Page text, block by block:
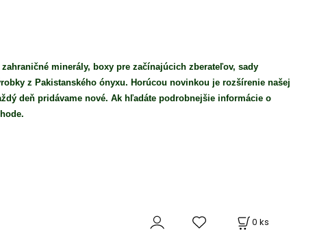
minerály, boxy pre začínajúcich zberateľov, sady
z Pakistanského ónyxu. Horúcou novinkou je rozšírenie našej
deň pridávame nové. Ak hľadáte podrobnejšie informácie o
0 ks